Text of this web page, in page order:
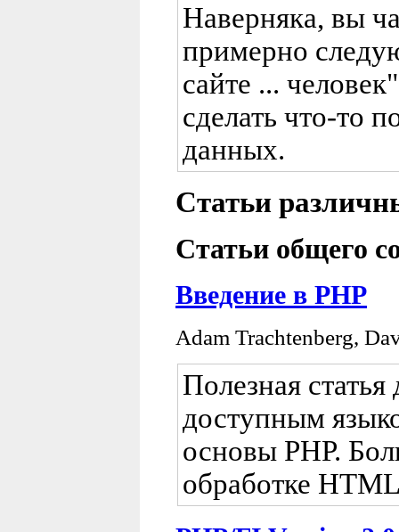
Наверняка, вы
примерно
сайте ...
сделать что-то
данных.
Статьи
Статьи общего
Введение в PHP
Adam Trachtenberg,
Полезная
доступным
основы PHP.
обработке